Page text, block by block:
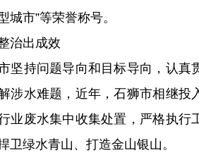
城市”等荣誉称号。
治出成效
持问题导向和目标导向，认真
涉水难题，近年，石狮市相继
业废水集中收集处置，严格执
卫绿水青山、打造金山银山。